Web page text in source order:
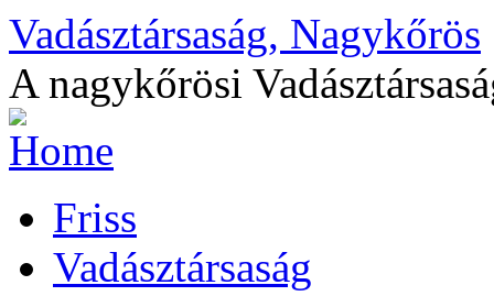
Vadásztársaság, Nagykőrös
A nagykőrösi
Friss
Vadásztársaság